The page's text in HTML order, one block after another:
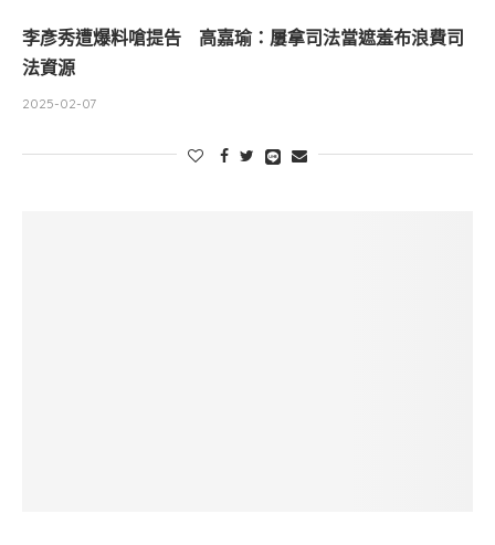
李彥秀遭爆料嗆提告 高嘉瑜：屢拿司法當遮羞布浪費司
法資源
2025-02-07